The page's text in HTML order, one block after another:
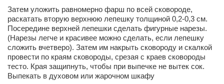
Ольга Чикина
Бизнес-партнёры
Здоровье
Врач психиатр–нарколог Анплеев А.Б.
Косметологическое отделение КП Сумская
Затем уложить равномерно фарш по всей сковороде,
раскатать вторую верхнюю лепешку толщиной 0,2-0,3 см.
Посередине верхней лепешки сделать фигурные нарезы.
(Нарезы легче и красивее можно сделать, если лепешку
сложить вчетверо). Затем им накрыть сковороду и скалкой
провести по краям сковороды, срезая с краев сковороды
тесто. Края защипнуть, чтобы при выпечке не вытек сок.
Выпекать в духовом или жарочном шкафу